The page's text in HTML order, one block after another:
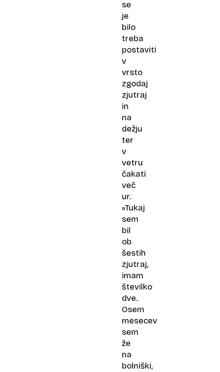
se
je
bilo
treba
postaviti
v
vrsto
zgodaj
zjutraj
in
na
dežju
ter
v
vetru
čakati
več
ur.
»Tukaj
sem
bil
ob
šestih
zjutraj,
imam
številko
dve.
Osem
mesecev
sem
že
na
bolniški,